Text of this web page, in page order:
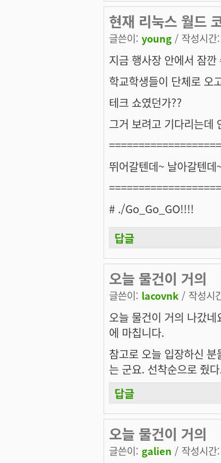
현재 리눅스 월드
글쓴이: young / 작성시
지금 행사장 안에서 잠
학교학생들이 단체로 오
테크 쇼였던가??
그거 보려고 기다리는데
뛰어갈텐데~ 날아갈텐데
# ./Go_Go_GO!!!!
답글
오늘 물건이 거의
글쓴이: lacovnk / 작성시
오늘 물건이 거의 나갔
에 마칩니다.
참고로 오늘 입장하신
는 군요. 선착순으로 줬
답글
오늘 물건이 거의
글쓴이: galien / 작성시